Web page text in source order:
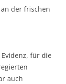
der frischen
für die
auch